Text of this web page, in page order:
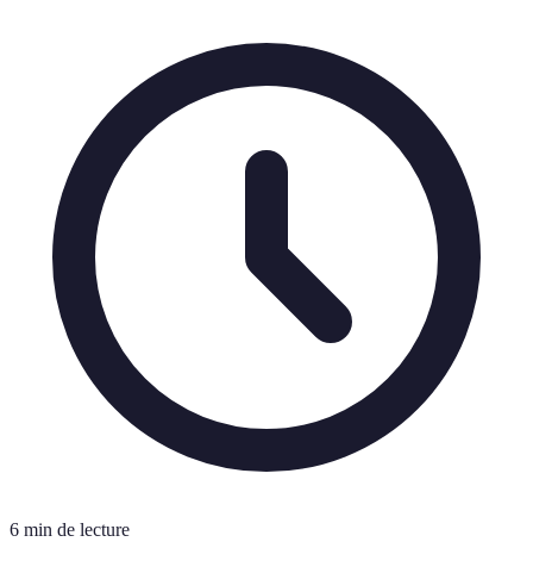
6 min de lecture